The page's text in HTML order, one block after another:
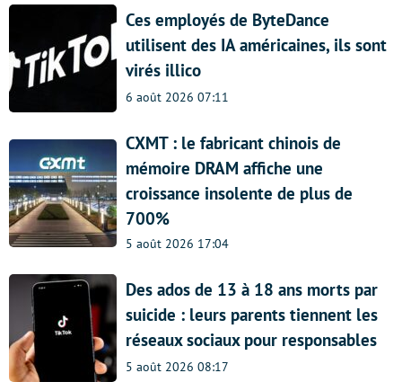
Ces employés de ByteDance
utilisent des IA américaines, ils sont
virés illico
6 août 2026 07:11
CXMT : le fabricant chinois de
mémoire DRAM affiche une
croissance insolente de plus de
700%
5 août 2026 17:04
Des ados de 13 à 18 ans morts par
suicide : leurs parents tiennent les
réseaux sociaux pour responsables
5 août 2026 08:17